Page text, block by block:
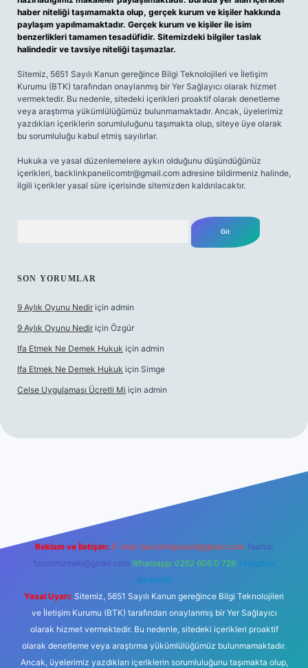
haber niteliği taşımamakta olup, gerçek kurum ve kişiler hakkında
paylaşım yapılmamaktadır. Gerçek kurum ve kişiler ile isim
benzerlikleri tamamen tesadüfidir. Sitemizdeki bilgiler taslak
halindedir ve tavsiye niteliği taşımazlar.
Sitemiz, 5651 Sayılı Kanun gereğince Bilgi Teknolojileri ve İletişim
Kurumu (BTK) tarafından onaylanmış bir Yer Sağlayıcı olarak hizmet
vermektedir. Bu nedenle, sitedeki içerikleri proaktif olarak denetleme
veya araştırma yükümlülüğümüz bulunmamaktadır. Ancak, üyelerimiz
yazdıkları içeriklerin sorumluluğunu taşımakta olup, siteye üye olarak
bu sorumluluğu kabul etmiş sayılırlar.
Hukuka ve yasal düzenlemelere aykırı olduğunu düşündüğünüz
içerikleri, backlinkpanelicomtr@gmail.com adresine bildirmeniz halinde,
ilgili içerikler yasal süre içerisinde sitemizden kaldırılacaktır.
SON YORUMLAR
9 Aylık Oyunu Nedir için admin
9 Aylık Oyunu Nedir için Özgür
Ifa Etmek Ne Demek Hukuk için admin
Ifa Etmek Ne Demek Hukuk için Simge
Celse Uygulaması Ücretli Mi için admin
Reklam ve İletişim: E-mail: backlinkpaneli@gmail.com Teams:
forumhizmeti@gmail.com Whatsapp: 0262 606 0 726 Telegram:
@karabul
Yasal Uyarı: Sitemiz, 5651 Sayılı Kanun gereğince Bilgi Teknolojileri
ve İletişim Kurumu (BTK) tarafından onaylanmış bir Yer Sağlayıcı
olarak hizmet vermektedir. Bu nedenle, sitedeki içerikleri proaktif
olarak denetleme veya araştırma yükümlülüğümüz bulunmamaktadır.
Ancak, üyelerimiz yazdıkları içeriklerin sorumluluğunu taşımakta olup,